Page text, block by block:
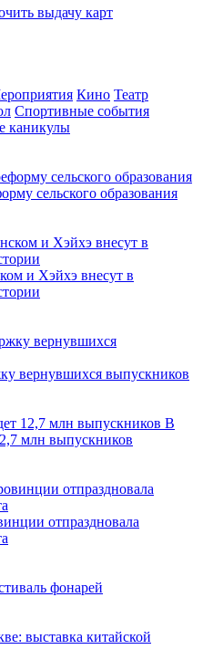
выдачу карт
Кино Театр
Спортивные события
каникулы
сельского образования
и Хэйхэ внесут в
вернувшихся выпускников
В
млн выпускников
отпраздновала
фонарей